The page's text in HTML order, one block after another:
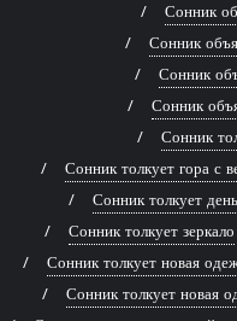
Сонник
Сонник
Сонник
Сонник
Сонник
Сонник толкует гора с
Сонник толкует
Сонник толкует зеркало
Сонник толкует новая
Сонник толкует новая